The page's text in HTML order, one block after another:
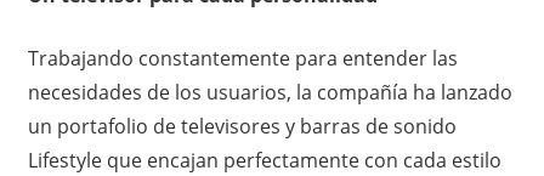
Trabajando constantemente para entender las
necesidades de los usuarios, la compañía ha lanzado
un portafolio de televisores y barras de sonido
Lifestyle que encajan perfectamente con cada estilo